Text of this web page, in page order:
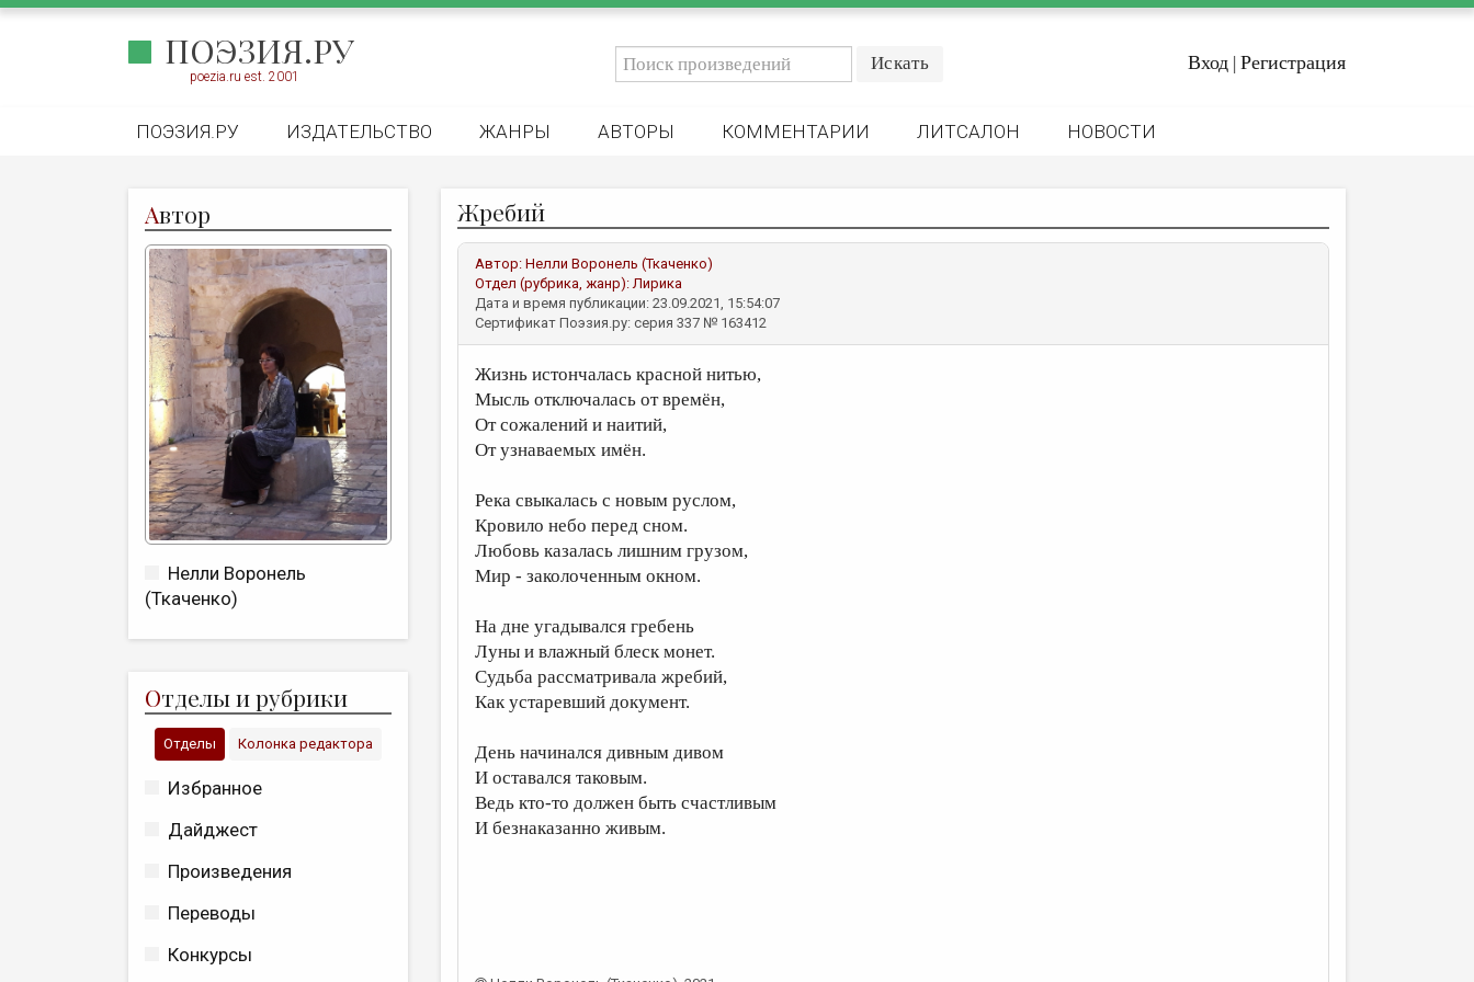
ПОЭЗИЯ.РУ
poezia.ru est. 2001
Вход | Регистрация
ПОЭЗИЯ.РУ ИЗДАТЕЛЬСТВО ЖАНРЫ АВТОРЫ КОММЕНТАРИИ ЛИТСАЛОН НОВОСТИ
Автор
Нелли Воронель
(Ткаченко)
Отделы и рубрики
Отделы Колонка редактора
Избранное
Дайджест
Произведения
Переводы
Конкурсы
Жребий
Автор: Нелли Воронель (Ткаченко)
Отдел (рубрика, жанр):Лирика
Дата и время публикации: 23.09.2021, 15:54:07
Сертификат Поэзия.ру: серия 337 № 163412
Жизнь истончалась красной нитью,
Мысль отключалась от времён,
От сожалений и наитий,
От узнаваемых имён.
Река свыкалась с новым руслом,
Кровило небо перед сном.
Любовь казалась лишним грузом,
Мир - заколоченным окном.
На дне угадывался гребень
Луны и влажный блеск монет.
Судьба рассматривала жребий,
Как устаревший документ.
День начинался дивным дивом
И оставался таковым.
Ведь кто-то должен быть счастливым
И безнаказанно живым.